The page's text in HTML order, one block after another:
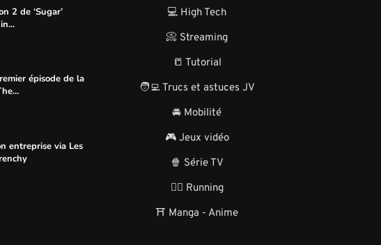
2 de ‘Sugar’
épisode de la
entreprise via Les
💻 High Tech
📀 Streaming
📒 Tutorial
🧑‍💻 Trucs et astuces JV
🚘 Mobilité
🎮 Jeux vidéo
🍿 Série TV
🏃‍♂️ Running
⛩️ Manga - Anime